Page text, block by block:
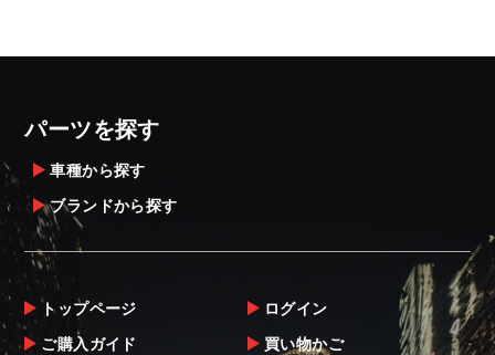
パーツを探す
車種から探す
ブランドから探す
トップページ
ご購入ガイド
ログイン
買い物かご